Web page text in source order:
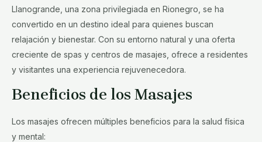
Llanogrande, una zona privilegiada en Rionegro, se ha
convertido en un destino ideal para quienes buscan
relajación y bienestar. Con su entorno natural y una oferta
creciente de spas y centros de masajes, ofrece a residentes
y visitantes una experiencia rejuvenecedora.
Beneficios de los Masajes
Los masajes ofrecen múltiples beneficios para la salud física
y mental: